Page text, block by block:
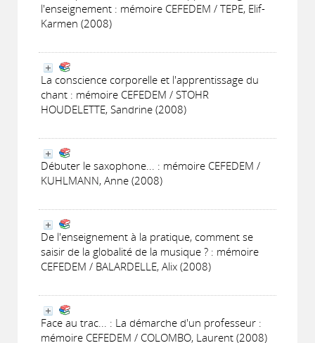
l'enseignement : mémoire CEFEDEM / TEPE, Elif-
Karmen (2008)
La conscience corporelle et l'apprentissage du
chant : mémoire CEFEDEM / STOHR
HOUDELETTE, Sandrine (2008)
Débuter le saxophone... : mémoire CEFEDEM /
KUHLMANN, Anne (2008)
De l'enseignement à la pratique, comment se
saisir de la globalité de la musique ? : mémoire
CEFEDEM / BALARDELLE, Alix (2008)
Face au trac... : La démarche d'un professeur :
mémoire CEFEDEM / COLOMBO, Laurent (2008)